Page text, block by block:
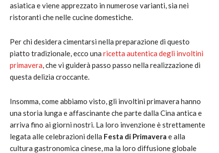
asiatica e viene apprezzato in numerose varianti, sia nei
ristoranti che nelle cucine domestiche.
Per chi desidera cimentarsi nella preparazione di questo
piatto tradizionale, ecco una ricetta autentica degli involtini
primavera, che vi guiderà passo passo nella realizzazione di
questa delizia croccante.
Insomma, come abbiamo visto, gli involtini primavera hanno
una storia lunga e affascinante che parte dalla Cina antica e
arriva fino ai giorni nostri. La loro invenzione è strettamente
legata alle celebrazioni della Festa di Primavera e alla
cultura gastronomica cinese, ma la loro diffusione globale